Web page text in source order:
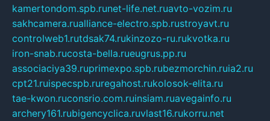
kamertondom.spb.runet-life.net.ruavto-vozim.ru
sakhcamera.rualliance-electro.spb.rustroyavt.ru
controlweb1.rutdsak74.rukinzozo-ru.rukvotka.ru
iron-snab.rucosta-bella.rueugrus.pp.ru
associaciya39.ruprimexpo.spb.rubezmorchin.ruia2.ru
cpt21.ruispecspb.ruregahost.rukolosok-elita.ru
tae-kwon.ruconsrio.com.ruinsiam.ruavegainfo.ru
archery161.rubigencyclica.ruvlast16.rukorru.net